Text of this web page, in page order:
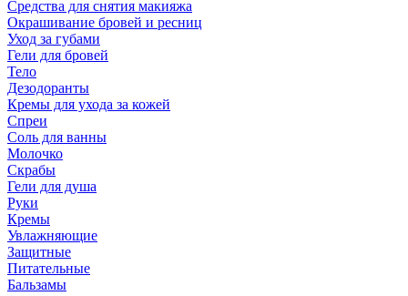
Средства для снятия макияжа
Окрашивание бровей и ресниц
Уход за губами
Гели для бровей
Тело
Дезодоранты
Кремы для ухода за кожей
Спреи
Соль для ванны
Молочко
Скрабы
Гели для душа
Руки
Кремы
Увлажняющие
Защитные
Питательные
Бальзамы